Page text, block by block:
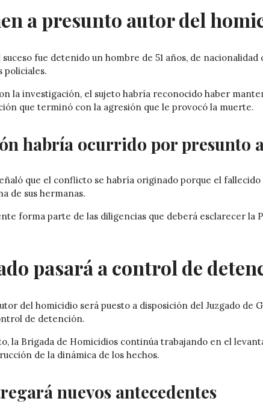
a presunto autor del
fue detenido un hombre de 51 años, de
policiales.
la investigación, el sujeto habría reconocido haber
que terminó con la agresión que le provocó la muerte.
habría ocurrido por presunto
que el conflicto se habría originado porque el fallecido
de sus hermanas.
forma parte de las diligencias que deberá esclarecer la
pasará a control de
del homicidio será puesto a disposición del Juzgado de
de detención.
la Brigada de Homicidios continúa trabajando en el
de la dinámica de los hechos.
nuevos antecedentes